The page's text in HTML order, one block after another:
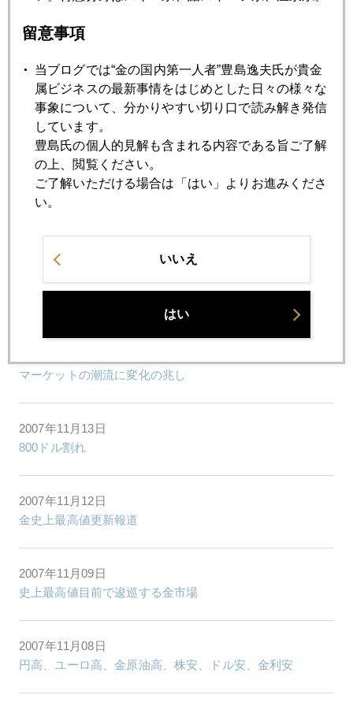
2007年11月20日
リスクの連鎖 パート２
2007年11月19日
ＯＰＥＣ総会終えて
2007年11月16日
2007年11月15日
マーケットの潮流に変化の兆し
2007年11月13日
800ドル割れ
2007年11月12日
金史上最高値更新報道
2007年11月09日
史上最高値目前で逡巡する金市場
2007年11月08日
円高、ユーロ高、金原油高、株安、ドル安、金利安
留意事項
当ブログでは“金の国内第一人者”豊島逸夫氏が貴金
属ビジネスの最新事情をはじめとした日々の様々な
事象について、分かりやすい切り口で読み解き発信
しています。
豊島氏の個人的見解も含まれる内容である旨ご了解
の上、閲覧ください。
ご了解いただける場合は「はい」よりお進みくださ
い。
いいえ
はい